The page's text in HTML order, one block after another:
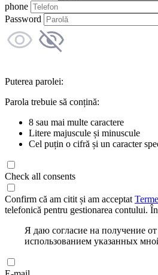
phone
Password
Puterea parolei:
Parola trebuie să conțină:
8 sau mai multe caractere
Litere majuscule și minuscule
Cel puțin o cifră și un caracter
Check all consents
Confirm că am citit și am acceptat
telefonică pentru gestionarea contului.
Я даю согласие на получение
использованием указанных